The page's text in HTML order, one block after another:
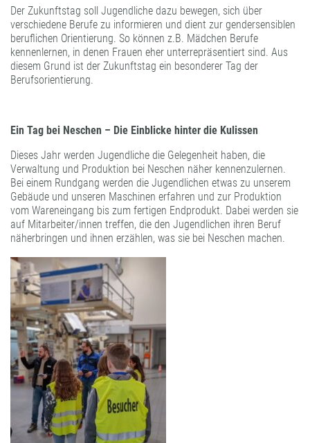
Der Zukunftstag soll Jugendliche dazu bewegen, sich über
verschiedene Berufe zu informieren und dient zur gendersensiblen
beruflichen Orientierung. So können z.B. Mädchen Berufe
kennenlernen, in denen Frauen eher unterrepräsentiert sind. Aus
diesem Grund ist der Zukunftstag ein besonderer Tag der
Berufsorientierung.
Ein Tag bei Neschen – Die Einblicke hinter die Kulissen
Dieses Jahr werden Jugendliche die Gelegenheit haben, die
Verwaltung und Produktion bei Neschen näher kennenzulernen.
Bei einem Rundgang werden die Jugendlichen etwas zu unserem
Gebäude und unseren Maschinen erfahren und zur Produktion
vom Wareneingang bis zum fertigen Endprodukt. Dabei werden sie
auf Mitarbeiter/innen treffen, die den Jugendlichen ihren Beruf
näherbringen und ihnen erzählen, was sie bei Neschen machen.